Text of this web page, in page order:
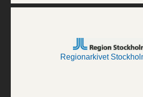
Regionarkivet